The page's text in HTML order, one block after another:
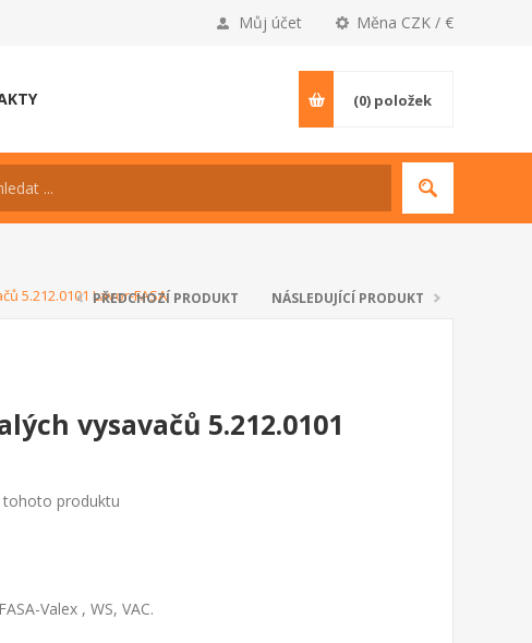
Měna CZK / €
Můj účet
(0) položek
5.212.0101 Lavor-FASAPŘEDCHOZÍ PRODUKT NÁSLEDUJÍCÍ PRODUKT
vysavačů 5.212.0101
tohoto produktu
Valex , WS, VAC.